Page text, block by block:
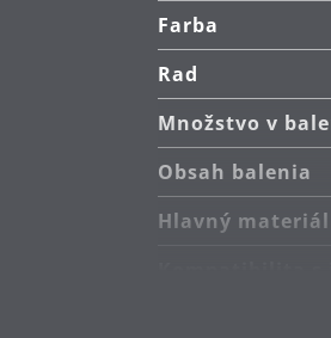
Farba
Rad
Množstvo v
Obsah balenia
Hlavný materiál